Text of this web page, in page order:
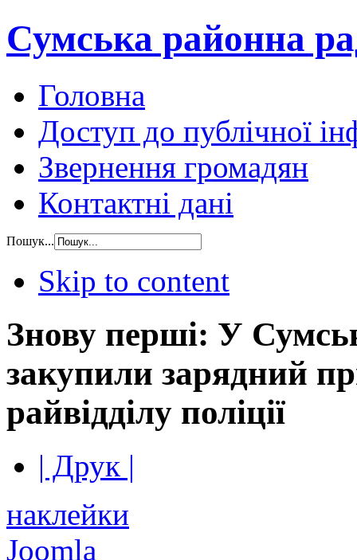
Сумська районна
Головна
Доступ до публічної
Звернення громадян
Контактні дані
Пошук...
Skip to content
Знову перші: У
закупили зарядний
райвідділу поліції
| Друк |
наклейки
Joomla